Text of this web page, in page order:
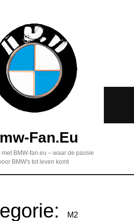
Fan.eu
met BMW-fan.eu – waar de passie
BMW's tot leven komt
M2